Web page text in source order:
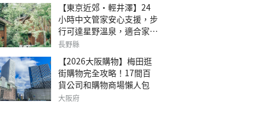
【東京近郊・輕井澤】24
小時中文管家安心支援，步
行可達星野溫泉，適合家庭
旅行、三代同遊與紀念日的
澤森四季VILLA」
長野縣
【2026大阪購物】梅田逛
街購物完全攻略！17間百
貨公司和購物商場懶人包
大阪府